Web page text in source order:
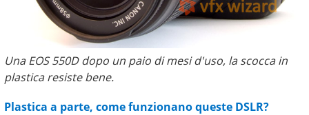
Una EOS 550D dopo un paio di mesi d'uso, la scocca in
plastica resiste bene.
Plastica a parte, come funzionano queste DSLR?